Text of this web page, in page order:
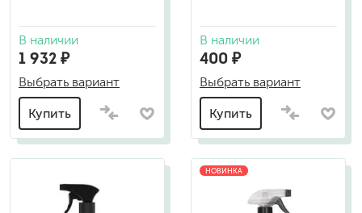
В наличии
1 932 ₽
Выбрать вариант
Купить
В наличии
400 ₽
Выбрать вариант
Купить
НОВИНКА